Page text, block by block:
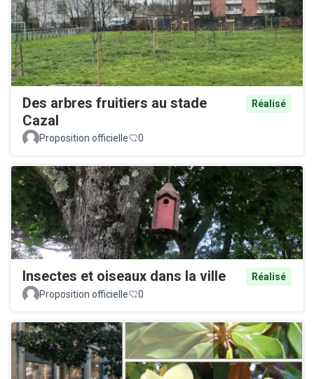
Des arbres fruitiers au stade
Cazal
Réalisé
Proposition officielle 0
Insectes et oiseaux dans la ville
Réalisé
Proposition officielle
0